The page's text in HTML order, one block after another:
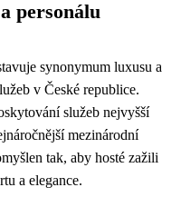
personálu
synonymum luxusu a
v České republice.
služeb nejvyšší
mezinárodní
tak, aby hosté zažili
a elegance.